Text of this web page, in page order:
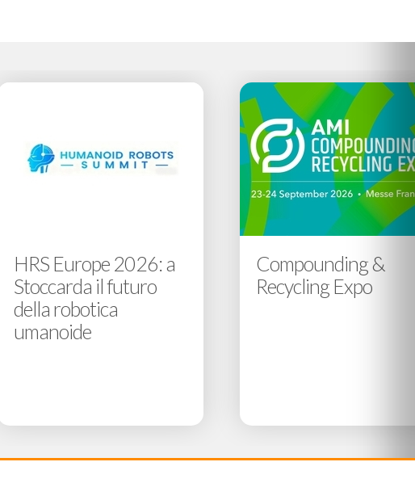
HRS Europe 2026: a
Stoccarda il futuro
della robotica
umanoide
Compounding &
Recycling Expo